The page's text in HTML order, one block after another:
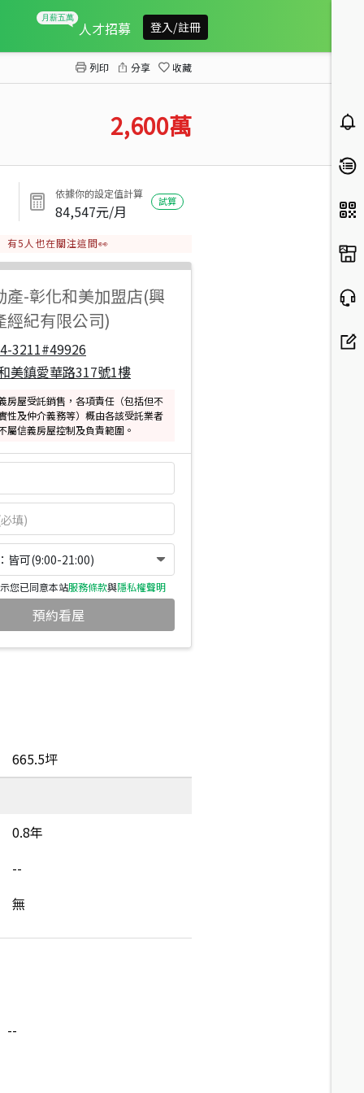
人才招募 登入/註冊
列印 分享 收藏
2,600萬
依據你的設定值計算
84,547元/月
試算
有5 人也在關注這間👀
產-彰化和美加盟店(興
經紀有限公司)
3211#49926
美鎮愛華路317號1樓
房屋受託銷售，各項責任（包括但不
性及仲介義務等）概由各該受託業者
屬信義房屋控制及負責範圍。
皆可(9:00-21:00)
您已同意本站服務條款與隱私權聲明
預約看屋
665.5坪
0.8年
--
無
--